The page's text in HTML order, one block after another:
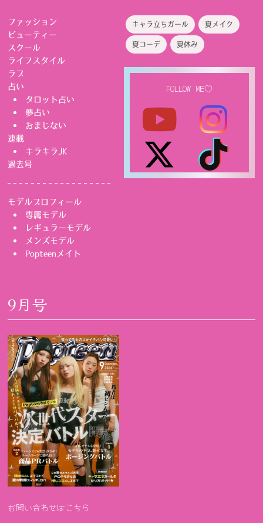
ファッション
ビューティー
スクール
ライフスタイル
ラブ
占い
タロット占い
夢占い
おまじない
連載
キラキラJK
過去号
モデルプロフィール
専属モデル
レギュラーモデル
メンズモデル
Popteenメイト
キャラ立ちガール 夏メイク
夏コーデ 夏休み
FOLLOW ME♡
9月号
お問い合わせはこちら